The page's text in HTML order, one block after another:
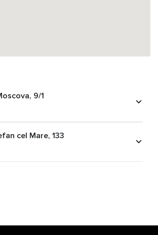
9/1
cel Mare, 133